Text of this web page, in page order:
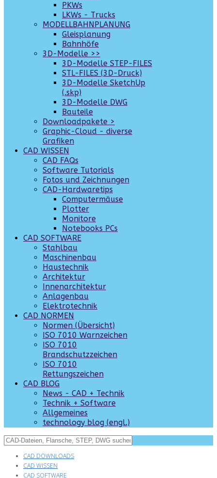
PKWs
LKWs - Trucks
MODELLBAHNPLANUNG
Gleisplanung
Bahnhöfe
3D-Modelle >>
3D-Modelle STEP-FILES
STL-FILES (3D-Druck)
3D-Modelle SketchUp
(.skp)
3D-Modelle DWG
Bauteile
Downloadpakete >
Graphic-Cloud - diverse
Grafiken
CAD WISSEN
CAD FAQs
Software Tutorials
Fotos und Zeichnungen
CAD-Hardwaretips
Computermäuse
Plotter
Monitore
Notebooks PCs
CAD SOFTWARE
Stahlbau
Maschinenbau
Haustechnik
Architektur
Innenarchitektur
Anlagenbau
Elektrotechnik
CAD NORMEN
Normen (Übersicht)
ISO 7010 Warnzeichen
ISO 7010
Brandschutzzeichen
ISO 7010
Rettungszeichen
CAD BLOG
News - CAD + Technik
Technik + Software
Allgemeines
technology blog (engl.)
CAD DOWNLOADS
CAD WISSEN
CAD SOFTWARE